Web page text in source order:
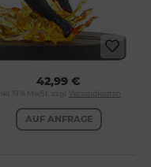
42,99 €
inkl. 19 % MwSt. zzgl. Versandkosten
AUF ANFRAGE